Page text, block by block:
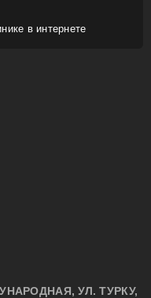
в интернете
УЛ. ТУРКУ,